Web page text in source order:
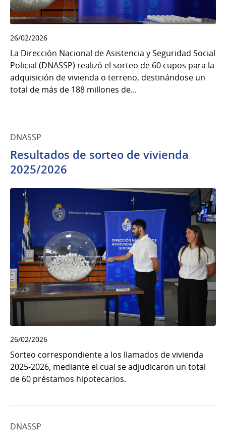
26/02/2026
La Dirección Nacional de Asistencia y Seguridad Social
Policial (DNASSP) realizó el sorteo de 60 cupos para la
adquisición de vivienda o terreno, destinándose un
total de más de 188 millones de...
DNASSP
Resultados de sorteo de vivienda
2025/2026
26/02/2026
Sorteo correspondiente a los llamados de vivienda
2025-2026, mediante el cual se adjudicaron un total
de 60 préstamos hipotecarios.
DNASSP